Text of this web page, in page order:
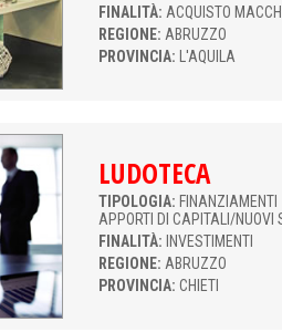
FINALITÀ: ACQUISTO
REGIONE: ABRUZZO
PROVINCIA:
L'AQUILA
LUDOTECA
TIPOLOGIA:
APPORTI DI CAPITALI/NUOVI
FINALITÀ: INVESTIMENTI
REGIONE: ABRUZZO
PROVINCIA: CHIETI